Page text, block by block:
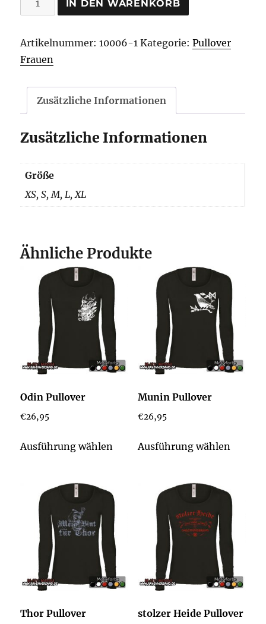
Äxte
Menge
IN DEN WARENKORB
Artikelnummer:10006-1 Kategorie:Pullover
Frauen
Zusätzliche Informationen
Zusätzliche Informationen
Größe
XS, S, M, L, XL
Ähnliche Produkte
Odin Pullover
€26,95
Ausführung wählen
Produkt
Varianten
auf.
Die
Optionen
können
auf
Produktseite
Munin Pullover
€26,95
Ausführung wählen
auf.
Die
können
auf
Thor Pullover stolzer Heide Pullover